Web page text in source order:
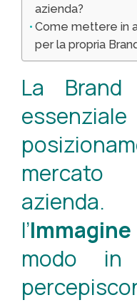
azienda?
Come mettere in
per la propria
La
azienda.
l’
modo